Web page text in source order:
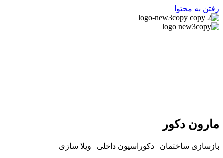
رفتن به محتوا
مارون دکور
بازسازی ساختمان | دکوراسیون داخلی | ویلا سازی